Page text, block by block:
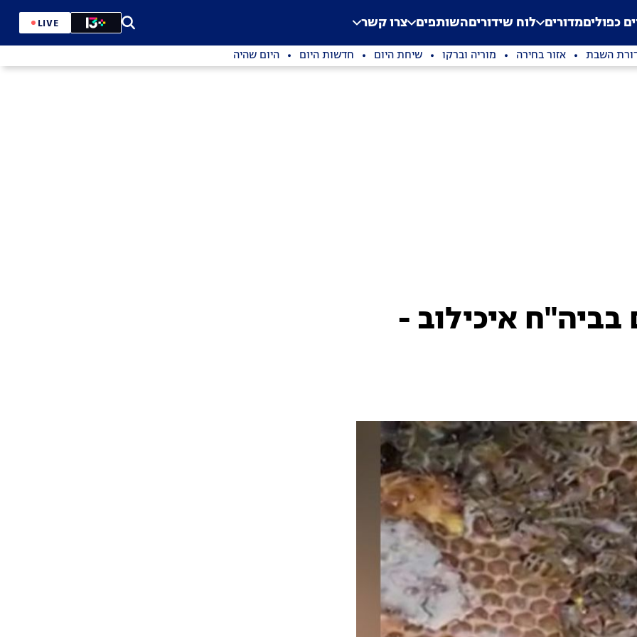
Application error: a
. כפוליםמדורים לוח שידוריםהשותפים צרו קשר LIVE
השבת אזור בחירה מוריה וברקו שיחת היום חדשות היום היום שהיה
בביה"ח איכילוב -